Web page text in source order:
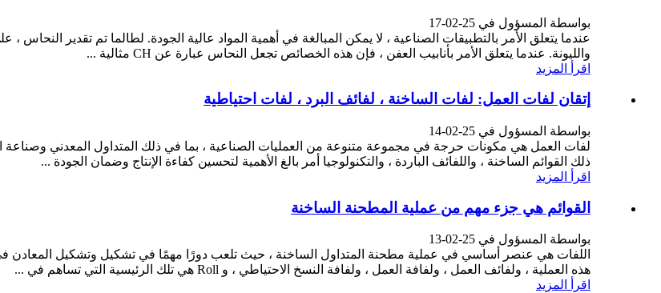
بواسطة المسؤول في 25-02-17
عندما يتعلق الأمر بالتطبيقات الصناعية ، لا يمكن المبالغة في أهمية المواد عالية الجودة. لطالما تم تقدير
والليونة. عندما يتعلق الأمر بأنابيب العفن ، فإن هذه الخصائص تجعل النحاس عبارة عن CH مثالية ...
اقرأ المزيد
إتقان لفات العمل: لفات الساخنة ، لفائف البرد ، لفات احتياطية
بواسطة المسؤول في 25-02-14
لفات العمل هي مكونات حرجة في مجموعة متنوعة من العمليات الصناعية ، بما في ذلك المتداول المعدني وصناعة
ذلك القوائم الساخنة ، واللفائف الباردة ، والتكنولوجيا أمر بالغ الأهمية لتحسين كفاءة الإنتاج وضمان الجودة ...
اقرأ المزيد
القوائم هي جزء مهم من عملية المطحنة الساخنة
بواسطة المسؤول في 25-02-13
اللفات هي عنصر أساسي في عملية مطحنة المتداول الساخنة ، حيث تلعب دورًا مهمًا في تشكيل وتشكيل المعادن
هذه العملية ، ولفائف العمل ، ولفافة العمل ، ولفافة النسخ الاحتياطي ، و Roll هي تلك الرئيسية التي تساهم في ...
اقرأ المزيد